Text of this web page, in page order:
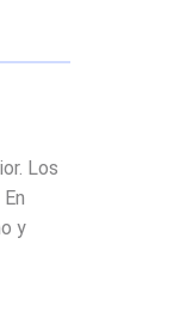
Los
y